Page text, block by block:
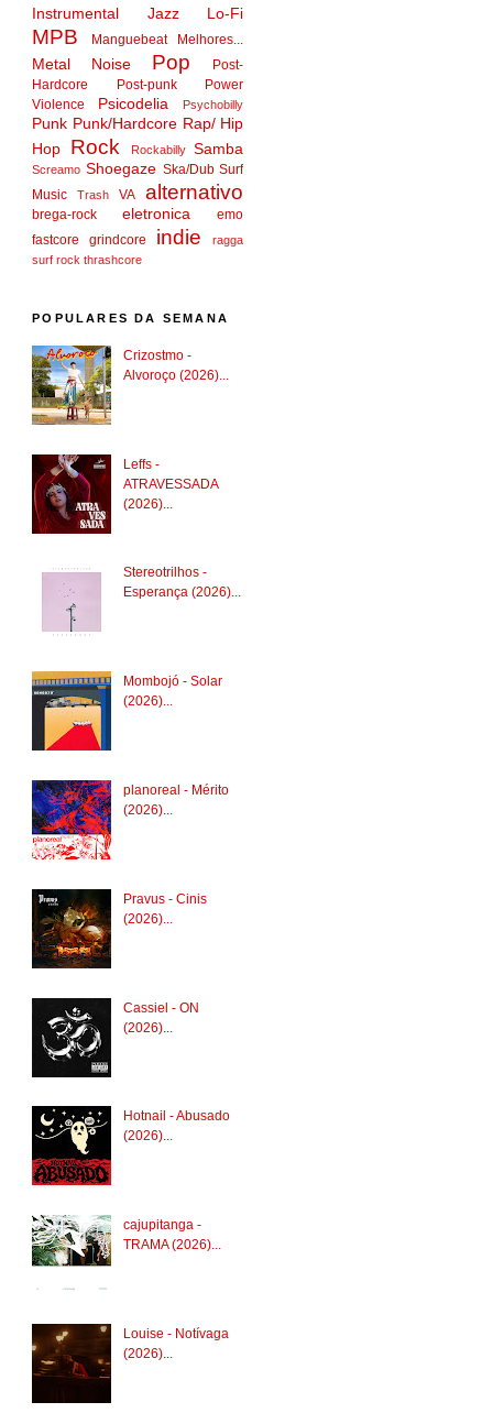
Instrumental Jazz Lo-Fi
MPB Manguebeat Melhores...
Metal Noise Pop
Post-
Hardcore
Post-punk
Power
Violence
Psicodelia Psychobilly
Punk Punk/Hardcore Rap/ Hip
Hop
Rock Rockabilly Samba
Screamo Shoegaze Ska/Dub Surf
Music
Trash VA alternativo
brega-rock eletronica
emo
fastcore
grindcore indie
ragga
surf rock thrashcore
POPULARES DA SEMANA
Crizostmo -
Alvoroço (2026)...
Leffs -
ATRAVESSADA
(2026)...
Stereotrilhos -
Esperança (2026)...
Mombojó - Solar
(2026)...
planoreal - Mérito
(2026)...
Pravus - Cinis
(2026)...
Cassiel - ON
(2026)...
Hotnail - Abusado
(2026)...
cajupitanga -
TRAMA (2026)...
Louise - Notívaga
(2026)...